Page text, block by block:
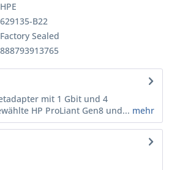
HPE
629135-B22
Factory Sealed
888793913765
mit 1 Gbit und 4
HP ProLiant Gen8 und... mehr